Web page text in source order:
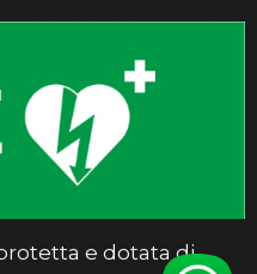
e dotata di